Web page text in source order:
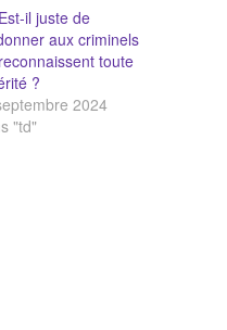
il juste de
aux criminels
toute
?
2024
"td"